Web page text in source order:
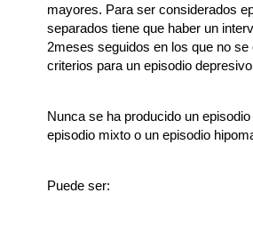
mayores. Para ser considerados
separados tiene que haber un
2meses seguidos en los que no se
criterios para un episodio
Nunca se ha producido un
episodio mixto o un episodio
Puede ser: